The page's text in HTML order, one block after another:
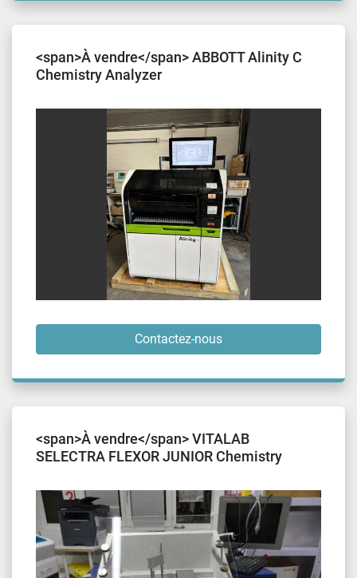
<span>À vendre</span> ABBOTT Alinity C
Chemistry Analyzer
Contactez-nous
<span>À vendre</span> VITALAB
SELECTRA FLEXOR JUNIOR Chemistry